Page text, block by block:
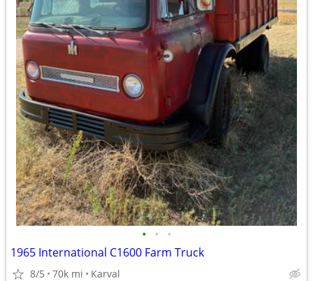
• • •
1965 International C1600 Farm Truck
8/5 70k mi Karval